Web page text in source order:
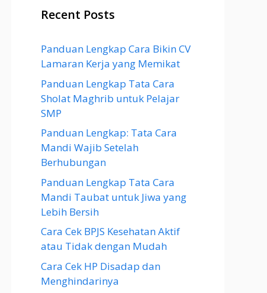
Recent Posts
Panduan Lengkap Cara Bikin CV
Lamaran Kerja yang Memikat
Panduan Lengkap Tata Cara
Sholat Maghrib untuk Pelajar
SMP
Panduan Lengkap: Tata Cara
Mandi Wajib Setelah
Berhubungan
Panduan Lengkap Tata Cara
Mandi Taubat untuk Jiwa yang
Lebih Bersih
Cara Cek BPJS Kesehatan Aktif
atau Tidak dengan Mudah
Cara Cek HP Disadap dan
Menghindarinya